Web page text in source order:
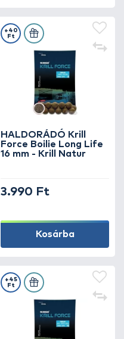
HALDORÁDÓ Krill
Force Boilie Long Life
16 mm - Krill Natur
+40
Ft
3.990 Ft
Kosárba
+45
Ft